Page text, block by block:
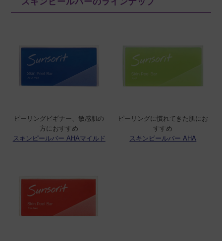
東京都 40代
お風呂でひじや膝、顔、泡でピーリングしてい
ます。黒ずみにもいいです。
C-Chie 購入者
顔はもちろん、全身のくすみ対策のために週2～
3回使用しています。
ピーリングビギナー、敏感肌の
方におすすめ
スキンピールバー AHAマイルド
ピーリングに慣れてきた肌にお
すすめ
スキンピールバー AHA